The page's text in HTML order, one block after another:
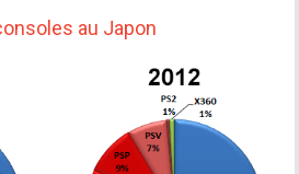
au Japon